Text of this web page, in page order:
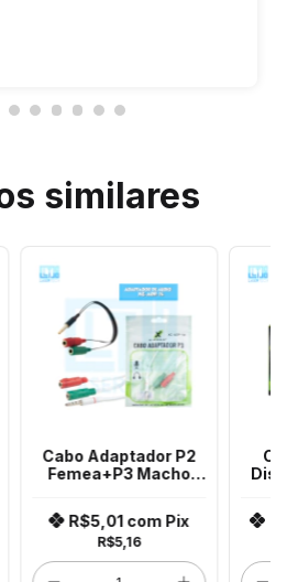
similares
Cabo Adaptador P2
Femea+P3 Macho
R$5,16
R$5,01 com Pix